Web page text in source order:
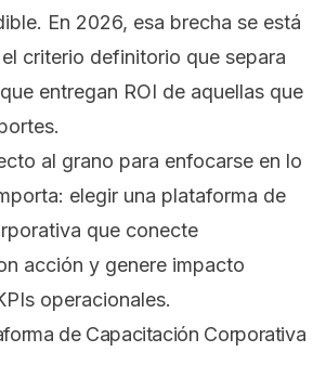
En 2026, esa brecha se está
criterio definitorio que separa
entregan ROI de aquellas que
al grano para enfocarse en lo
elegir una plataforma de
que conecte
acción y genere impacto
operacionales.
de Capacitación Corporativa